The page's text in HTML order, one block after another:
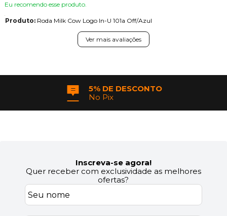
Eu recomendo esse produto.
Produto:Roda Milk Cow Logo In-U 101a Off/Azul
Ver mais avaliações
5% DE DESCONTO
No Pix
Inscreva-se agora!
Quer receber com exclusividade as melhores
ofertas?